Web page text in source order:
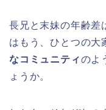
長兄と末妹の年齢差
はもう、ひとつの大
なコミュニティのよ
ょうか。